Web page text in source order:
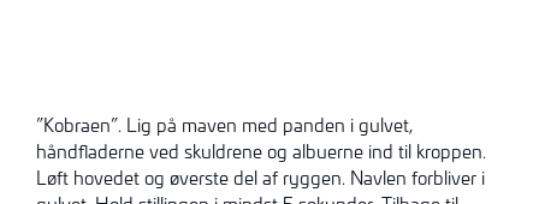
”Kobraen”. Lig på maven med panden i gulvet,
håndfladerne ved skuldrene og albuerne ind til kroppen.
Løft hovedet og øverste del af ryggen. Navlen forbliver i